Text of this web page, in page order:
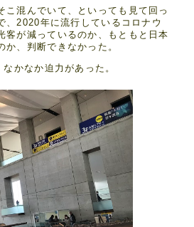
こ混んでいて、といっても見て回っ
、2020年に流行しているコロナウ
客が減っているのか、もともと日本
か、判断できなかった。
かなか迫力があった。